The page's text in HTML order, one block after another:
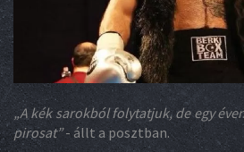
„A kék sarokból folytatjuk, de egy
pirosat”- állt a posztban.